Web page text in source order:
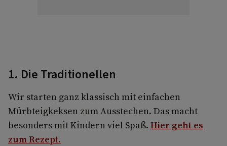
1. Die Traditionellen
Wir starten ganz klassisch mit einfachen
Mürbteigkeksen zum Ausstechen. Das macht
besonders mit Kindern viel Spaß. Hier geht es
zum Rezept.